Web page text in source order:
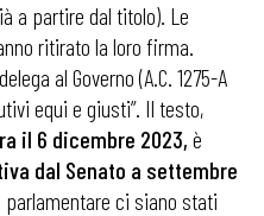
a partire dal titolo). Le
ritirato la loro firma.
al Governo (A.C. 1275-A
equi e giusti”. Il testo,
il 6 dicembre 2023, è
dal Senato a settembre
parlamentare ci siano stati